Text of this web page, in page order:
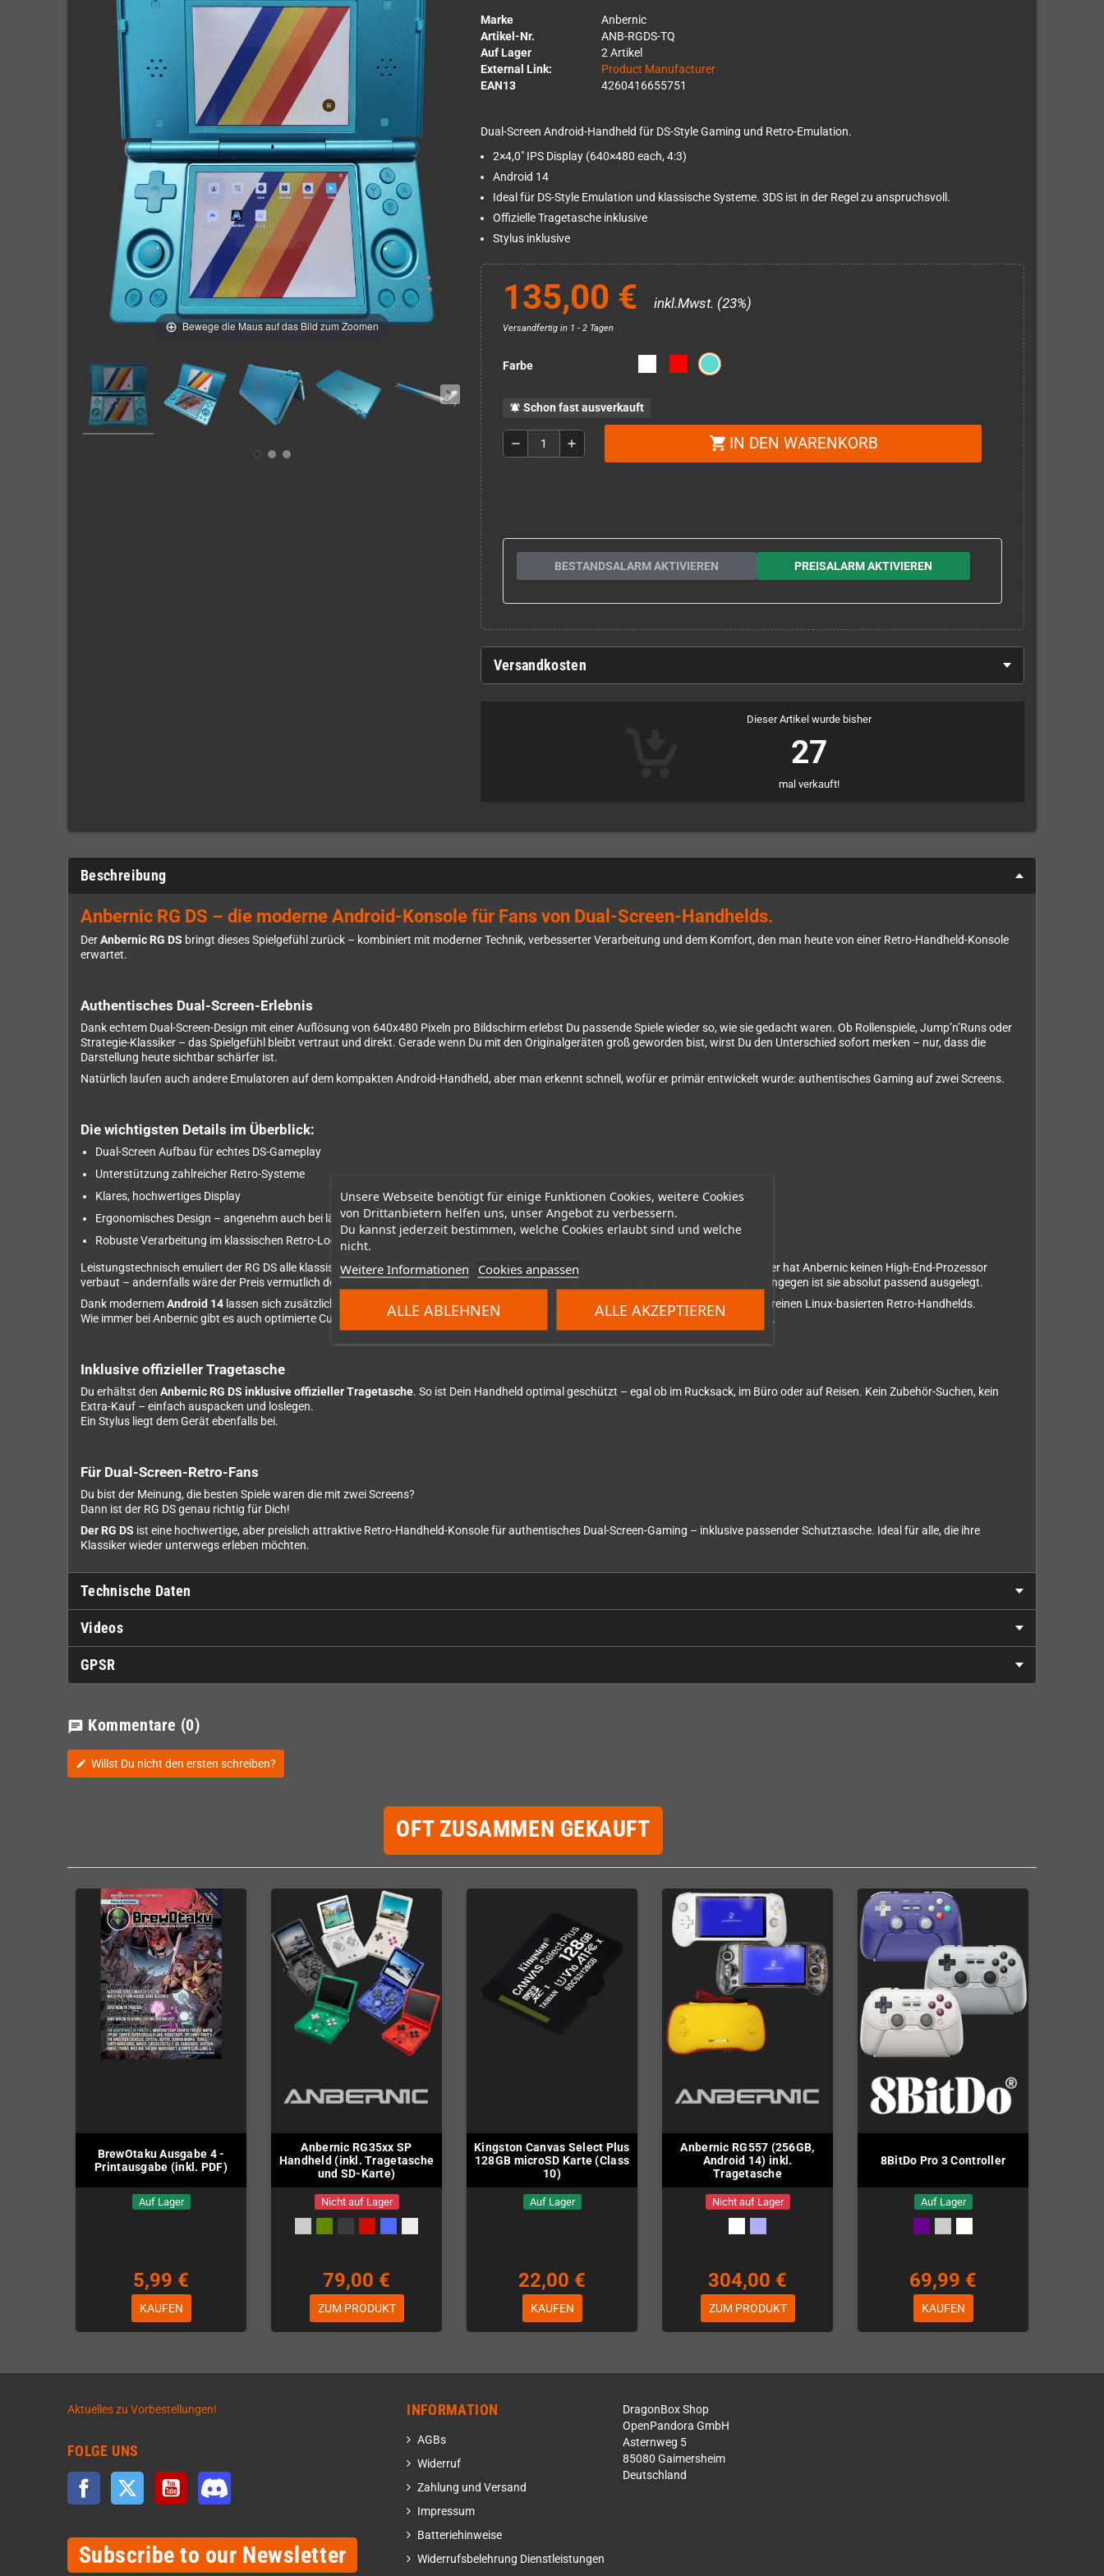
Unsere Webseite benötigt für einige Funktionen Cookies, weitere Cookies
von Drittanbietern helfen uns, unser Angebot zu verbessern.
Du kannst jederzeit bestimmen, welche Cookies erlaubt sind und welche
nicht.
Weitere Informationen Cookies anpassen
ALLE ABLEHNEN ALLE AKZEPTIEREN
Bewege die Maus auf das Bild zum Zoomen
Marke
Anbernic
Artikel-Nr.
ANB-RGDS-TQ
Auf Lager
2 Artikel
External Link:
Product Manufacturer
EAN13
4260416655751
Dual-Screen Android-Handheld für DS-Style Gaming und Retro-Emulation.
2×4,0" IPS Display (640×480 each, 4:3)
Android 14
Ideal für DS-Style Emulation und klassische Systeme. 3DS ist in der Regel zu anspruchsvoll.
Offizielle Tragetasche inklusive
Stylus inklusive
135,00 € inkl.Mwst. (23%)
Versandfertig in 1 - 2 Tagen
Farbe
notifications_active Schon fast ausverkauft
remove add shopping_cart IN DEN WARENKORB
BESTANDSALARM AKTIVIEREN PREISALARM AKTIVIEREN
Versandkosten
Dieser Artikel wurde bisher
27
mal verkauft!
Beschreibung
Anbernic RG DS – die moderne Android-Konsole für Fans von Dual-Screen-Handhelds.
DerAnbernic RG DS bringt dieses Spielgefühl zurück – kombiniert mit moderner Technik, verbesserter Verarbeitung und dem Komfort, den man heute von einer Retro-Handheld-Konsole
erwartet.
Authentisches Dual-Screen-Erlebnis
Dank echtem Dual-Screen-Design mit einer Auflösung von 640x480 Pixeln pro Bildschirm erlebst Du passende Spiele wieder so, wie sie gedacht waren. Ob Rollenspiele, Jump’n’Runs oder
Strategie-Klassiker – das Spielgefühl bleibt vertraut und direkt. Gerade wenn Du mit den Originalgeräten groß geworden bist, wirst Du den Unterschied sofort merken – nur, dass die
Darstellung heute sichtbar schärfer ist.
Natürlich laufen auch andere Emulatoren auf dem kompakten Android-Handheld, aber man erkennt schnell, wofür er primär entwickelt wurde: authentisches Gaming auf zwei Screens.
Die wichtigsten Details im Überblick:
Dual-Screen Aufbau für echtes DS-Gameplay
Unterstützung zahlreicher Retro-Systeme
Klares, hochwertiges Display
Ergonomisches Design – angenehm auch bei längeren Sessions
Robuste Verarbeitung im klassischen Retro-Look
Leistungstechnisch emuliert der RG DS alle klassischen Compute- und Konsolensysteme bis einschließlich PSX und NDS zuverlässig. Leider hat Anbernic keinen High-End-Prozessor
verbaut – andernfalls wäre der Preis vermutlich deutlich höher ausgefallen. Für 3DS-Spiele reicht die Leistung daher nicht aus. Für NDS hingegen ist sie absolut passend ausgelegt.
Dank modernemAndroid 14 lassen sich zusätzlich auch Android-Spiele und Apps problemlos nutzen – ein klarer Vorteil gegenüber vielen reinen Linux-basierten Retro-Handhelds.
Wie immer bei Anbernic gibt es auch optimierte Custom Firmwares, die die Emulation verbessern. Wir empfehlenRocknixoderGammaOS .
Inklusive offizieller Tragetasche
Du erhältst den Anbernic RG DS inklusive offizieller Tragetasche. So ist Dein Handheld optimal geschützt – egal ob im Rucksack, im Büro oder auf Reisen. Kein Zubehör-Suchen, kein
Extra-Kauf – einfach auspacken und loslegen.
Ein Stylus liegt dem Gerät ebenfalls bei.
Für Dual-Screen-Retro-Fans
Du bist der Meinung, die besten Spiele waren die mit zwei Screens?
Dann ist der RG DS genau richtig für Dich!
Der RG DS ist eine hochwertige, aber preislich attraktive Retro-Handheld-Konsole für authentisches Dual-Screen-Gaming – inklusive passender Schutztasche. Ideal für alle, die ihre
Klassiker wieder unterwegs erleben möchten.
Technische Daten
Videos
GPSR
chat Kommentare (0)
edit Willst Du nicht den ersten schreiben?
OFT ZUSAMMEN GEKAUFT
BrewOtaku Ausgabe 4 -
Printausgabe (inkl. PDF)
Auf Lager
5,99 €
KAUFEN
Anbernic RG35xx SP
Handheld (inkl. Tragetasche
und SD-Karte)
Nicht auf Lager
79,00 €
ZUM PRODUKT
Kingston Canvas Select Plus
128GB microSD Karte (Class
10)
Auf Lager
22,00 €
KAUFEN
Anbernic RG557 (256GB,
Android 14) inkl.
Tragetasche
Nicht auf Lager
304,00 €
ZUM PRODUKT
8BitDo Pro 3 Controller
Auf Lager
69,99 €
KAUFEN
Aktuelles zu Vorbestellungen!
FOLGE UNS
Facebook Twitter YouTube
Subscribe to our Newsletter
INFORMATION
AGBs
Widerruf
Zahlung und Versand
Impressum
Batteriehinweise
Widerrufsbelehrung Dienstleistungen
DragonBox Shop
OpenPandora GmbH
Asternweg 5
85080 Gaimersheim
Deutschland